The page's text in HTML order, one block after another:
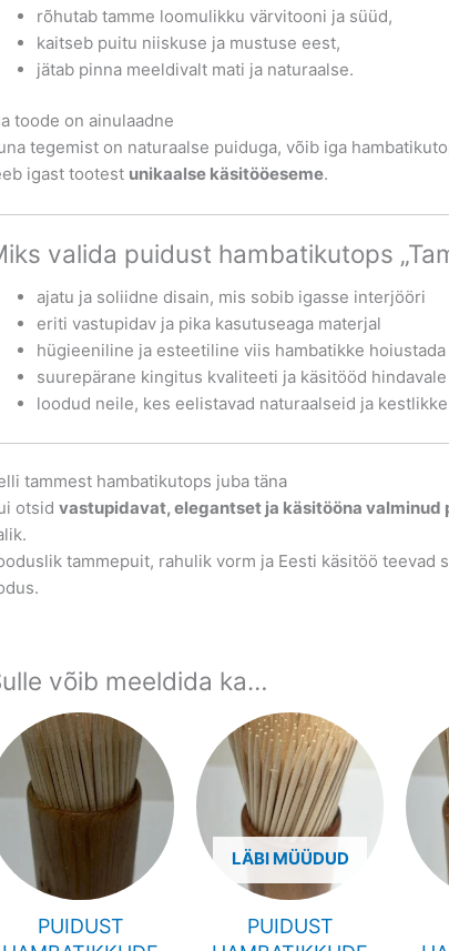
rõhutab tamme loomulikku värvitooni ja süüd,
kaitseb puitu niiskuse ja mustuse eest,
jätab pinna meeldivalt mati ja naturaalse.
toode on ainulaadne
tegemist on naturaalse puiduga, võib iga
igast tootest unikaalse käsitööeseme.
valida puidust hambatikutops
ajatu ja soliidne disain, mis sobib igasse interjööri
eriti vastupidav ja pika kasutuseaga materjal
hügieeniline ja esteetiline viis hambatikke hoiustada
suurepärane kingitus kvaliteeti ja käsitööd
loodud neile, kes eelistavad naturaalseid ja
tammest hambatikutops juba täna
otsidvastupidavat, elegantset ja käsitööna
tammepuit, rahulik vorm ja Eesti käsitöö teevad
võib meeldida ka…
PUIDUST
LÄBI MÜÜDUD
PUIDUST